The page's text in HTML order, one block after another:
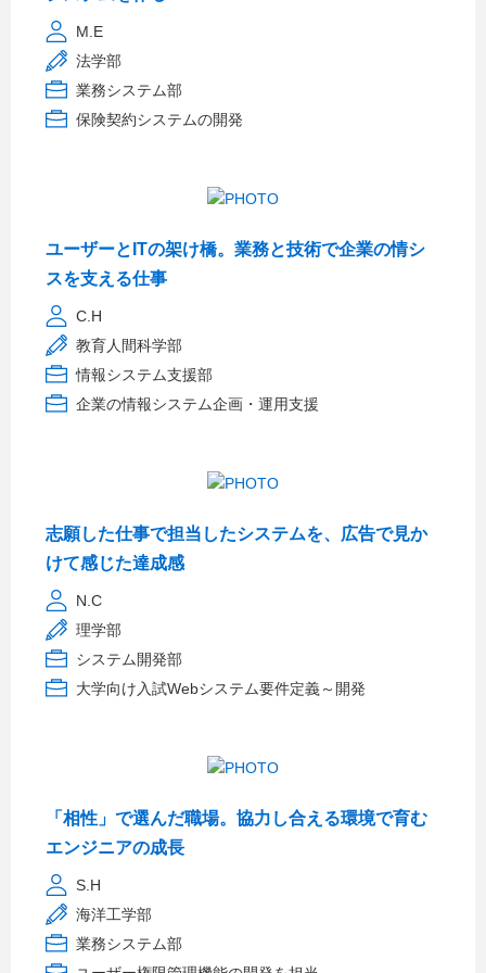
M.E
法学部
業務システム部
保険契約システムの開発
ユーザーとITの架け橋。業務と技術で企業の情シ
スを支える仕事
C.H
教育人間科学部
情報システム支援部
企業の情報システム企画・運用支援
志願した仕事で担当したシステムを、広告で見か
けて感じた達成感
N.C
理学部
システム開発部
大学向け入試Webシステム要件定義～開発
「相性」で選んだ職場。協力し合える環境で育む
エンジニアの成長
S.H
海洋工学部
業務システム部